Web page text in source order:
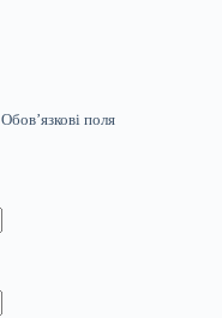
Обов’язкові поля